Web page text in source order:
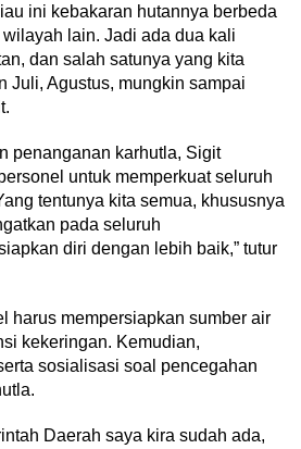
ini kebakaran hutannya berbeda
lain. Jadi ada dua kali
dan salah satunya yang kita
Juli, Agustus, mungkin sampai
penanganan karhutla, Sigit
untuk memperkuat seluruh
tentunya kita semua, khususnya
pada seluruh
diri dengan lebih baik,” tutur
harus mempersiapkan sumber air
kekeringan. Kemudian,
sosialisasi soal pencegahan
Daerah saya kira sudah ada,